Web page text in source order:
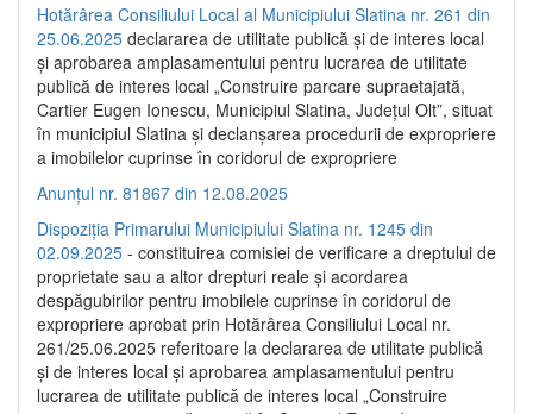
Hotărârea Consiliului Local al Municipiului Slatina nr. 261 din
25.06.2025 declararea de utilitate publică și de interes local
și aprobarea amplasamentului pentru lucrarea de utilitate
publică de interes local „Construire parcare supraetajată,
Cartier Eugen Ionescu, Municipiul Slatina, Județul Olt”, situat
în municipiul Slatina și declanșarea procedurii de expropriere
a imobilelor cuprinse în coridorul de expropriere
Anunțul nr. 81867 din 12.08.2025
Dispoziția Primarului Municipiului Slatina nr. 1245 din
02.09.2025 - constituirea comisiei de verificare a dreptului de
proprietate sau a altor drepturi reale și acordarea
despăgubirilor pentru imobilele cuprinse în coridorul de
expropriere aprobat prin Hotărârea Consiliului Local nr.
261/25.06.2025 referitoare la declararea de utilitate publică
și de interes local și aprobarea amplasamentului pentru
lucrarea de utilitate publică de interes local „Construire